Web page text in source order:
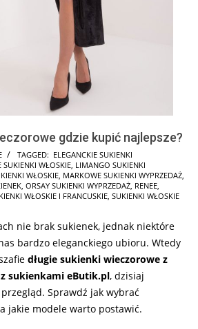
gdzie kupić najlepsze?
TAGGED: ELEGANCKIE SUKIENKI
SUKIENKI WŁOSKIE LIMANGO SUKIENKI
WŁOSKIE MARKOWE SUKIENKI WYPRZEDAŻ
ORSAY SUKIENKI WYPRZEDAŻ RENEE
WŁOSKIE I FRANCUSKIE SUKIENKI WŁOSKIE
nie brak sukienek, jednak niektóre
bardzo eleganckiego ubioru. Wtedy
długie sukienki wieczorowe z
sukienkami eButik.pl, dzisiaj
Sprawdź jak wybrać
jakie modele warto postawić.